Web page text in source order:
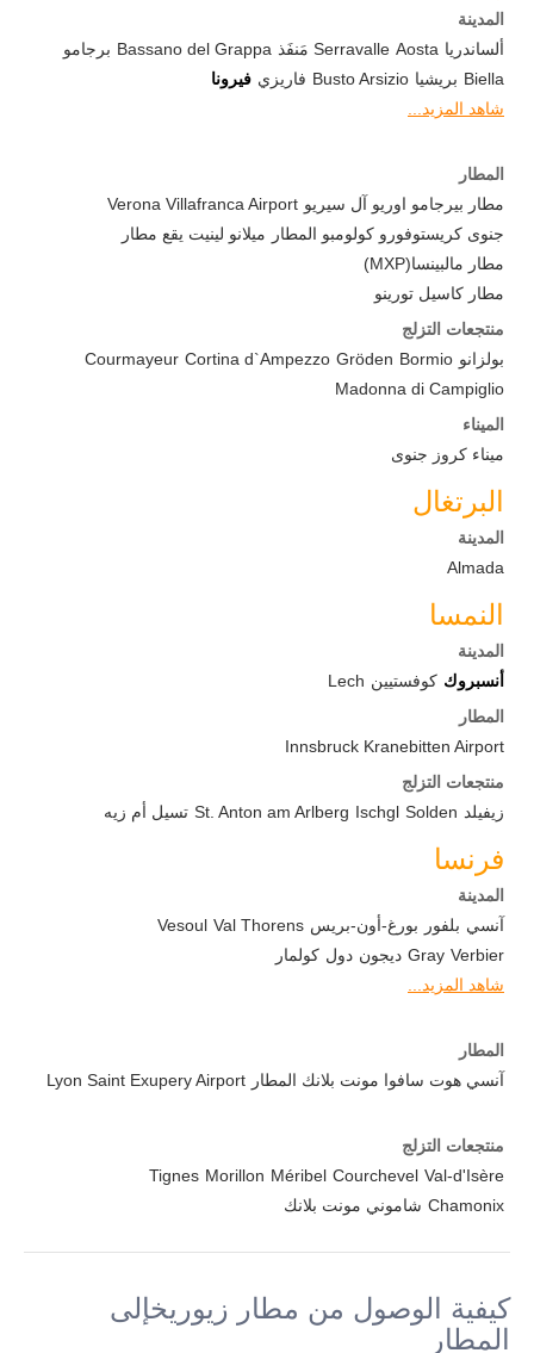
المدينة
ألساندريا Aosta Serravalle مَنفَذ Bassano del Grappa برجامو
Biella بريشيا Busto Arsizio فاريزي فيرونا
شاهد المزيد...
المطار
مطار بيرجامو اوريو آل سيريو Verona Villafranca Airport
جنوى كريستوفورو كولومبو المطار
ميلانو لينيت يقع مطار
مطار مالبينسا(MXP)
مطار كاسيل تورينو
منتجعات التزلج
بولزانو Bormio
Gröden
Cortina d`Ampezzo
Courmayeur
Madonna di Campiglio
الميناء
ميناء كروز جنوى
البرتغال
المدينة
Almada
النمسا
المدينة
أنسبروك كوفستيين Lech
المطار
Innsbruck Kranebitten Airport
منتجعات التزلج
زيفيلد Solden
Ischgl
St. Anton am Arlberg تسيل أم زيه
فرنسا
المدينة
آنسي بلفور بورغ-أون-بريس Val Thorens
Vesoul
Verbier
Gray ديجون دول كولمار
شاهد المزيد...
المطار
آنسي هوت سافوا مونت بلانك المطار Lyon Saint Exupery Airport
منتجعات التزلج
Val-d'Isère
Courchevel
Méribel
Morillon
Tignes
Chamonix شاموني مونت بلانك
كيفية الوصول من مطار زيوريخإلى
المطار